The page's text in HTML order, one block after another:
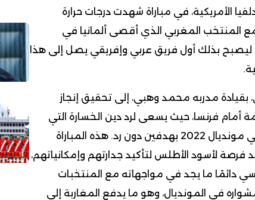
الأمريكية، في مباراة شهدت درجات حرارة
المنتخب المغربي الذي أقصى ألمانيا في
مدوية بدور الـ32، ليصبح بذلك أول فريق عربي وإفريقي يصل إلى هذا
مدربه محمد وهبي، إلى تحقيق إنجاز
أمام فرنسا، حيث يسعى لرد دين الخسارة التي
تعرض لها في نصف نهائي مونديال 2022 بهدفين دون رد. هذه المباراة
لأسود الأطلس لتأكيد جدارتهم وإمكانياتهم،
دائمًا ما يجد في مواجهاته مع المنتخبات
في المونديال، وهو ما يدفع المغاربة إلى